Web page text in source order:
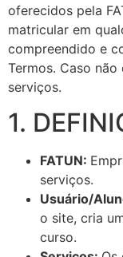
oferecidos pela
matricular em
compreendido e
Termos. Caso
serviços.
1.
FATUN:
serviços.
Usuário/
o site, cria
curso.